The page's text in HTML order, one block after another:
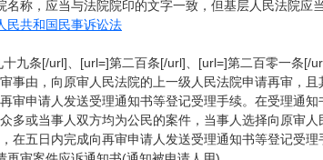
名称，应当与法院院印的文字一致，但基层人民法院应
民共和国民事诉讼法
十九条[/url]、[url=]第二百条[/url]、[url=]第二百零一条[/
事由，向原审人民法院的上一级人民法院申请再审，
审申请人发送受理通知书等登记受理手续。在受理通知
多或当事人双方均为公民的案件，当事人选择向原审
在五日内完成向再审申请人发送受理通知书等登记受